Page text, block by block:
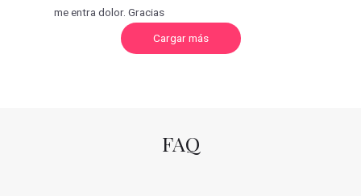
me entra dolor. Gracias
Cargar másC
r
FAQ